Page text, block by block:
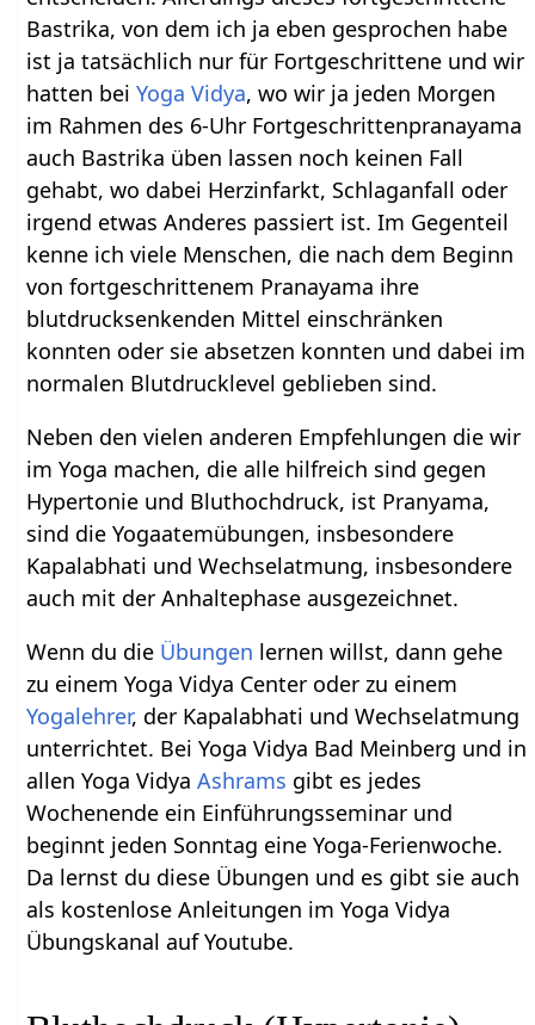
Bastrika, von dem ich ja eben gesprochen habe
ist ja tatsächlich nur für Fortgeschrittene und wir
hatten beiYoga Vidya, wo wir ja jeden Morgen
im Rahmen des 6-Uhr Fortgeschrittenpranayama
auch Bastrika üben lassen noch keinen Fall
gehabt, wo dabei Herzinfarkt, Schlaganfall oder
irgend etwas Anderes passiert ist. Im Gegenteil
kenne ich viele Menschen, die nach dem Beginn
von fortgeschrittenem Pranayama ihre
blutdrucksenkenden Mittel einschränken
konnten oder sie absetzen konnten und dabei im
normalen Blutdrucklevel geblieben sind.
Neben den vielen anderen Empfehlungen die wir
im Yoga machen, die alle hilfreich sind gegen
Hypertonie und Bluthochdruck, ist Pranyama,
sind die Yogaatemübungen, insbesondere
Kapalabhati und Wechselatmung, insbesondere
auch mit der Anhaltephase ausgezeichnet.
Wenn du die Übungen lernen willst, dann gehe
zu einem Yoga Vidya Center oder zu einem
Yogalehrer, der Kapalabhati und Wechselatmung
unterrichtet. Bei Yoga Vidya Bad Meinberg und in
allen Yoga VidyaAshrams gibt es jedes
Wochenende ein Einführungsseminar und
beginnt jeden Sonntag eine Yoga-Ferienwoche.
Da lernst du diese Übungen und es gibt sie auch
als kostenlose Anleitungen im Yoga Vidya
Übungskanal auf Youtube.